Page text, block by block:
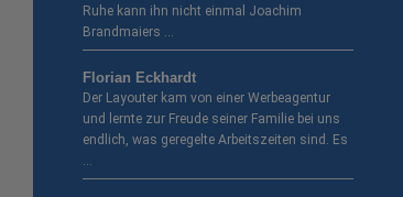
Ruhe kann ihn nicht einmal Joachim
Brandmaiers …
Florian Eckhardt
Der Layouter kam von einer Werbeagentur
und lernte zur Freude seiner Familie bei uns
endlich, was geregelte Arbeitszeiten sind. Es
…